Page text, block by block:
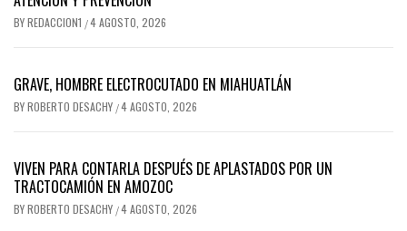
BYREDACCION1 /4 AGOSTO, 2026
GRAVE, HOMBRE ELECTROCUTADO EN MIAHUATLÁN
BYROBERTO DESACHY /4 AGOSTO, 2026
VIVEN PARA CONTARLA DESPUÉS DE APLASTADOS POR UN
TRACTOCAMIÓN EN AMOZOC
BYROBERTO DESACHY /4 AGOSTO, 2026